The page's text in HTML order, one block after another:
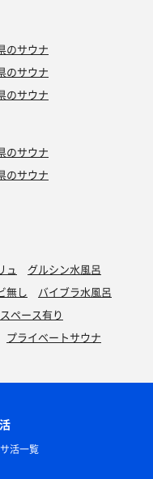
のサウナ
のサウナ
のサウナ
のサウナ
のサウナ
ュ
グルシン水風呂
無し
バイブラ水風呂
ペース有り
プライベートサウナ
サ活一覧